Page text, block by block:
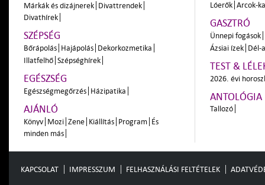
Márkák és dizájnerek Divattrendek
Divathírek
SZÉPSÉG
Bőrápolás Hajápolás Dekorkozmetika
Illatfelhő Szépséghírek
EGÉSZSÉG
Egészségmegőrzés Házipatika
AJÁNLÓ
Könyv Mozi Zene Kiállítás Program És
minden más
Lóerők Arcok-
GASZTRÓ
Ünnepi fogások
Ázsiai ízek Dél-
TEST &
2026. évi
ANTOLÓGIA
Tallozó
KAPCSOLAT IMPRESSZUM FELHASZNÁLÁSI FELTÉTELEK